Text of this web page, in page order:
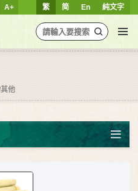
繁 简 En 純文字
A+
其他